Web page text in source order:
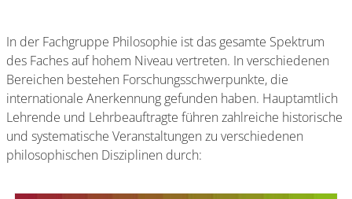
In der Fachgruppe Philosophie ist das gesamte Spektrum
des Faches auf hohem Niveau vertreten. In verschiedenen
Bereichen bestehen Forschungsschwerpunkte, die
internationale Anerkennung gefunden haben. Hauptamtlich
Lehrende und Lehrbeauftragte führen zahlreiche historische
und systematische Veranstaltungen zu verschiedenen
philosophischen Disziplinen durch: